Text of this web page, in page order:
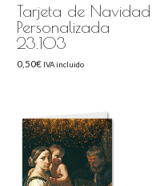
Tarjeta de Navidad
Personalizada
23.103
0,50€ IVA incluido